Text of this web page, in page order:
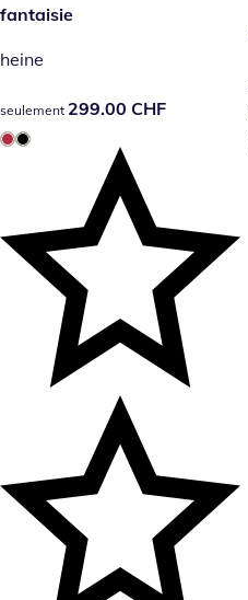
fantaisie
heine
299.00 CHF
seulement 299.00 CHF